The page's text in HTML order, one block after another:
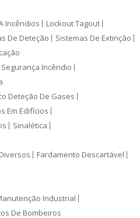
Incêndios
Lockout Tagout
De Deteção
Sistemas De Extinção
Segurança Incêndio
Deteção De Gases
Em Edifícios
Sinalética
Fardamento Descartável
Industrial
De Bombeiros